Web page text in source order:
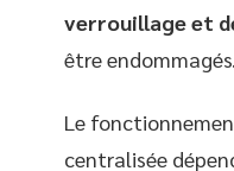
verrouillage et
être endommagés.
Le
centralisée